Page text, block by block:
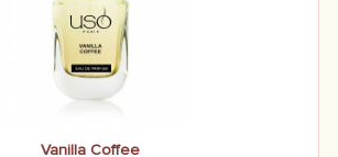
Vanilla Coffee